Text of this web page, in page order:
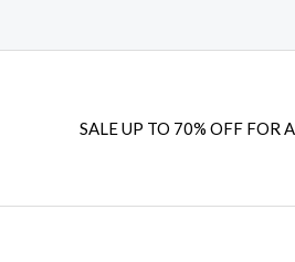
SALE UP TO 70% OFF FOR